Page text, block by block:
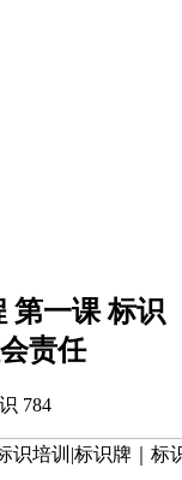
第一课 标识
责任
784